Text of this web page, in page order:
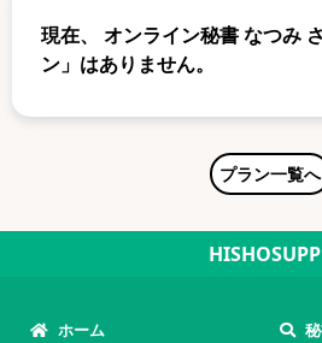
現在、 オンライン秘書 なつみ
ン」はありません。
プラン一覧へ
ホーム